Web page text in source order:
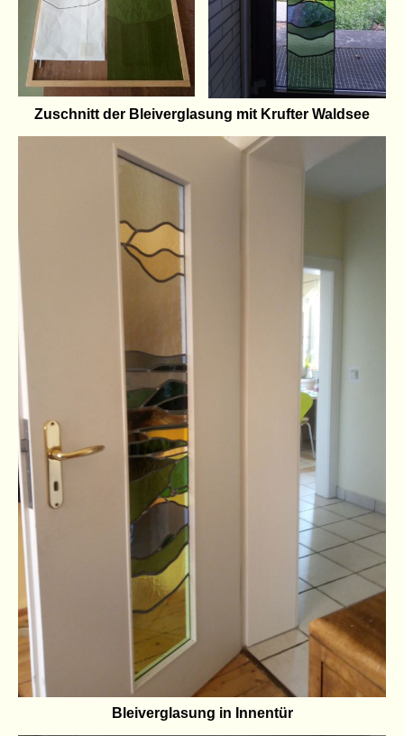
Zuschnitt der Bleiverglasung mit Krufter Waldsee
Bleiverglasung in Innentür